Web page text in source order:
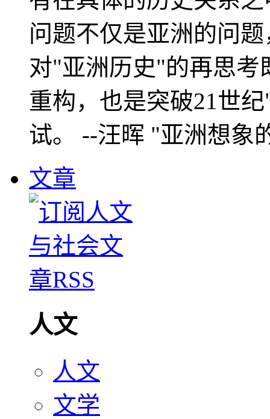
问题不仅是亚洲的问
对"亚洲历史"的再思考
重构，也是突破21世
试。 --汪晖 "亚洲想象
文章
人文
人文
文学